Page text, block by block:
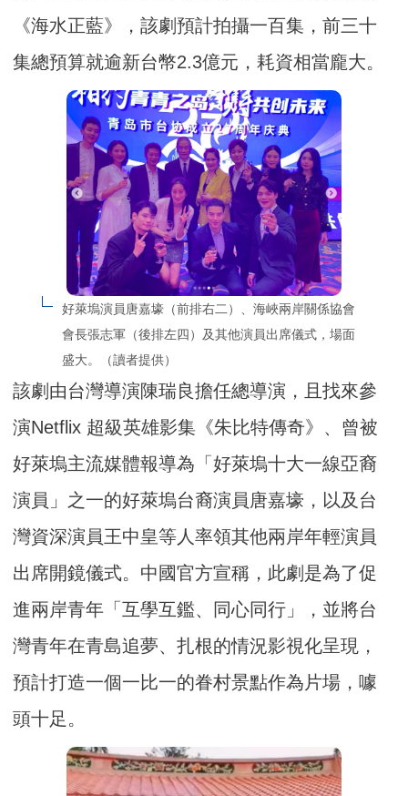
《海水正藍》，該劇預計拍攝一百集，前三十
集總預算就逾新台幣2.3億元，耗資相當龐大。
好萊塢演員唐嘉壕（前排右二）、海峽兩岸關係協會
會長張志軍（後排左四）及其他演員出席儀式，場面
盛大。（讀者提供）
該劇由台灣導演陳瑞良擔任總導演，且找來參
演Netflix 超級英雄影集《朱比特傳奇》、曾被
好萊塢主流媒體報導為「好萊塢十大一線亞裔
演員」之一的好萊塢台裔演員唐嘉壕，以及台
灣資深演員王中皇等人率領其他兩岸年輕演員
出席開鏡儀式。中國官方宣稱，此劇是為了促
進兩岸青年「互學互鑑、同心同行」，並將台
灣青年在青島追夢、扎根的情況影視化呈現，
預計打造一個一比一的眷村景點作為片場，噱
頭十足。